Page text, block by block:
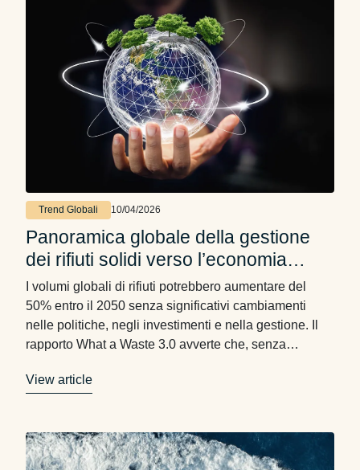
Trend Globali 10/04/2026
Panoramica globale della gestione
dei rifiuti solidi verso l’economia
circolare entro il 2050
I volumi globali di rifiuti potrebbero aumentare del
50% entro il 2050 senza significativi cambiamenti
nelle politiche, negli investimenti e nella gestione. Il
rapporto What a Waste 3.0 avverte che, senza
raggiungere i 3,86 miliardi di tonnellate entro il 2050.
View article